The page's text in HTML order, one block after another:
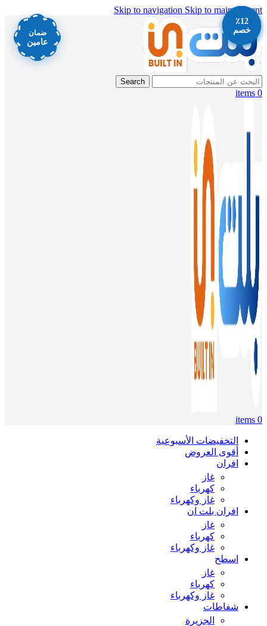
Skip to navigation Skip to main content
Search
0
items
0
items
التخفيضات الأسبوعية
أقوى العروض
افران
غاز
كهرباء
غاز وكهرباء
افران بلت ان
غاز
كهرباء
غاز وكهرباء
اسطح
غاز
كهرباء
غاز وكهرباء
شفاطات
الجزيرة
ضمان
عامين
٪12
خصم
٪12
خصم
٪12
خصم